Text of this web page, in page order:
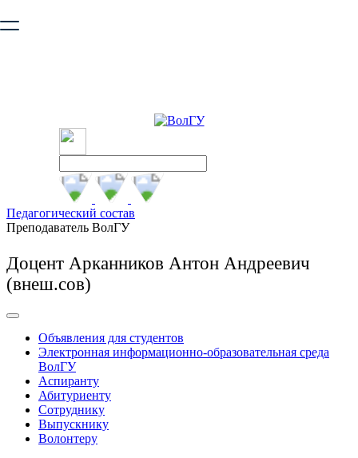
безопасную работу с сайтом. Пожалуйста
Педагогический состав
Преподаватель ВолГУ
Доцент Арканников Антон Андреевич
(внеш.сов)
Объявления для студентов
Электронная информационно-образовательная среда
ВолГУ
Аспиранту
Абитуриенту
Сотруднику
Выпускнику
Волонтеру